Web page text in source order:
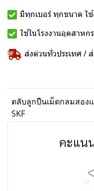
มีทุกเบอร์ ทุกขนาด ใ
ใช้ในโรงงานอุตสาหก
ส่งด่วนทั่วประเทศ / ส่
ตลับลูกปืนเม็ดกลมสอง
SKF
คะแน